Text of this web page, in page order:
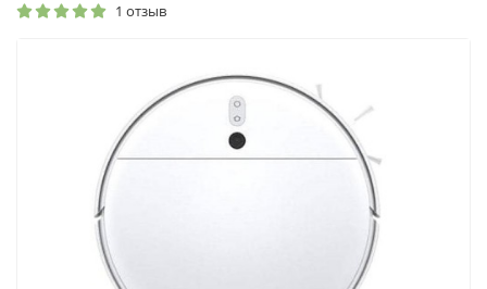
1 отзыв